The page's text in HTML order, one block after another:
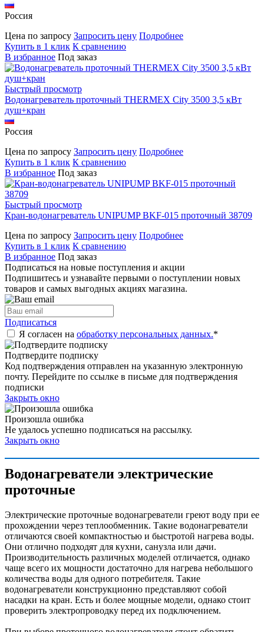
Россия
Цена по запросу Запросить цену Подробнее
Купить в 1 клик К сравнению
В избранное Под заказ
Быстрый просмотр
Водонагреватель проточный THERMEX City 3500 3,5 кВт
душ+кран
Россия
Цена по запросу Запросить цену Подробнее
Купить в 1 клик К сравнению
В избранное Под заказ
Быстрый просмотр
Кран-водонагреватель UNIPUMP BKF-015 проточный 38709
Цена по запросу Запросить цену Подробнее
Купить в 1 клик К сравнению
В избранное Под заказ
Подписаться на новые поступления и акции
Подпишитесь и узнавайте первыми о поступлении новых
товаров и самых выгодных акциях магазина.
Подписаться
Я согласен на обработку персональных данных.*
Подтвердите подписку
Код подтверждения отправлен на указанную электронную
почту. Перейдите по ссылке в письме для подтверждения
подписки
Закрыть окно
Произошла ошибка
Не удалось успешно подписаться на рассылку.
Закрыть окно
Водонагреватели электрические
проточные
Электрические проточные водонагреватели греют воду при ее
прохождении через теплообменник. Такие водонагреватели
отличаются своей компактностью и быстротой нагрева воды.
Они отлично подходят для кухни, санузла или дачи.
Производительность различных моделей отличается, однако
чаще всего их мощности достаточно для нагрева небольшого
количества воды для одного потребителя. Такие
водонагреватели конструкционно представляют собой
насадки на кран. Есть и более мощные модели, однако стоит
проверить электропроводку перед их подключением.